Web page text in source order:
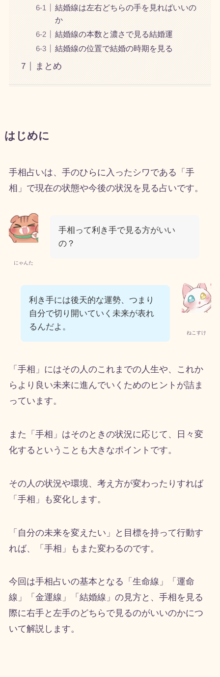
結婚線は左右どちらの手を見ればいいの
か
結婚線の本数と濃さで見る結婚運
結婚線の位置で結婚の時期を見る
まとめ
はじめに
手相占いは、手のひらに入ったシワである「手
相」で現在の状態や今後の状況を見る占いです。
にゃんた
手相って利き手で見る方がいい
の？
ねこすけ
利き手には後天的な運勢、つまり
自分で切り開いていく未来が表れ
るんだよ。
「手相」にはその人のこれまでの人生や、これか
らより良い未来に進んでいくためのヒントが詰ま
っています。
また「手相」はそのときの状況に応じて、日々変
化するということも大きなポイントです。
その人の状況や環境、考え方が変わったりすれば
「手相」も変化します。
「自分の未来を変えたい」と目標を持って行動す
れば、「手相」もまた変わるのです。
今回は手相占いの基本となる「生命線」「運命
線」「金運線」「結婚線」の見方と、手相を見る
際に右手と左手のどちらで見るのがいいのかにつ
いて解説します。